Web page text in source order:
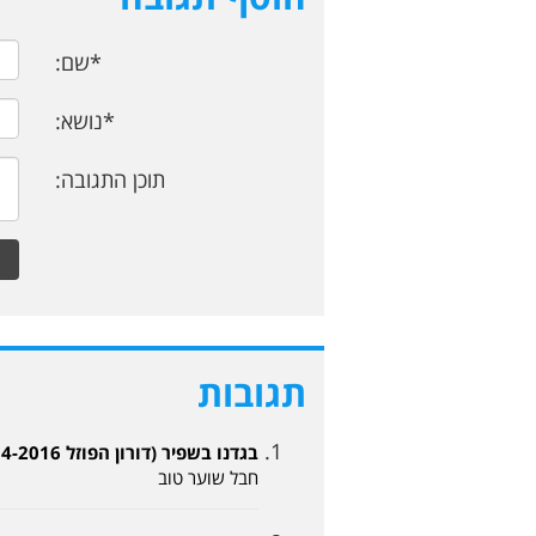
*שם:
*נושא:
תוכן התגובה:
תגובות
בגדנו בשפיר (דורון הפוזל 06-04-2016, 11:37)
חבל שוער טוב